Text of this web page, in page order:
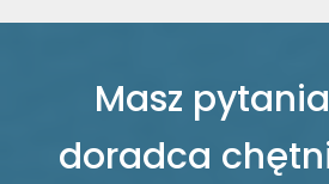
Masz
doradca